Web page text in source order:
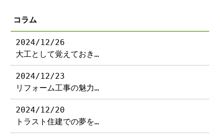
コラム
2024/12/26
大工として覚えておき…
2024/12/23
リフォーム工事の魅力…
2024/12/20
トラスト住建での夢を…